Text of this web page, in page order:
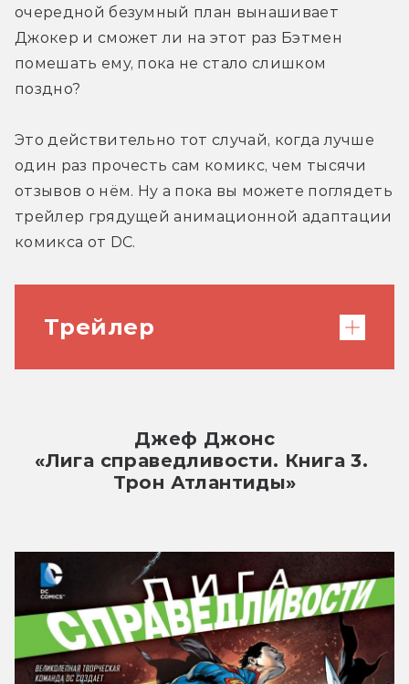
очередной безумный план вынашивает
Джокер и сможет ли на этот раз Бэтмен
помешать ему, пока не стало слишком
поздно?
Это действительно тот случай, когда лучше
один раз прочесть сам комикс, чем тысячи
отзывов о нём. Ну а пока вы можете поглядеть
трейлер грядущей анимационной адаптации
комикса от DC.
Трейлер
v=DDj4zGFf4F8Джеф Джонс
«Лига справедливости. Книга 3.
Трон Атлантиды»